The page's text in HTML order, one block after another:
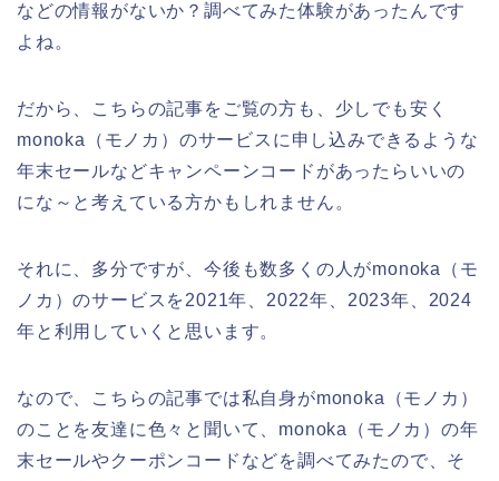
などの情報がないか？調べてみた体験があったんです
よね。
だから、こちらの記事をご覧の方も、少しでも安く
monoka（モノカ）のサービスに申し込みできるような
年末セールなどキャンペーンコードがあったらいいの
にな～と考えている方かもしれません。
それに、多分ですが、今後も数多くの人がmonoka（モ
ノカ）のサービスを2021年、2022年、2023年、2024
年と利用していくと思います。
なので、こちらの記事では私自身がmonoka（モノカ）
のことを友達に色々と聞いて、monoka（モノカ）の年
末セールやクーポンコードなどを調べてみたので、そ